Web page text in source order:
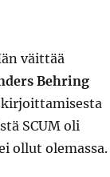
väittää
Behring
SCUM oli
ollut olemassa.